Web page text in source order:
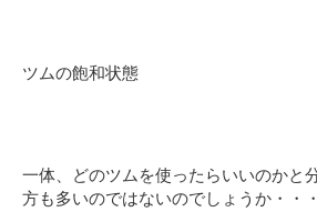
ツムの飽和状態
一体、どのツムを使ったらいいのかと
方も多いのではないのでしょうか・・